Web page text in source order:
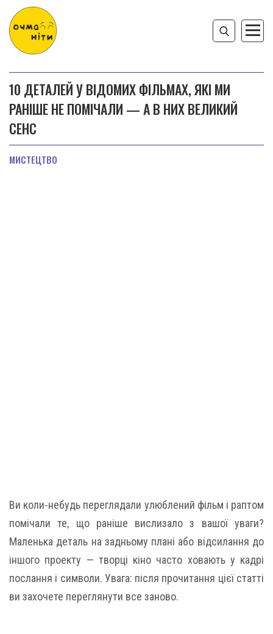
10 ДЕТАЛЕЙ У ВІДОМИХ ФІЛЬМАХ, ЯКІ МИ
РАНІШЕ НЕ ПОМІЧАЛИ — А В НИХ ВЕЛИКИЙ
СЕНС
МИСТЕЦТВО
Ви коли-небудь переглядали улюблений фільм і раптом
помічали те, що раніше вислизало з вашої уваги?
Маленька деталь на задньому плані або відсилання до
іншого проекту — творці кіно часто ховають у кадрі
послання і символи. Увага: після прочитання цієї статті
ви захочете переглянути все заново.